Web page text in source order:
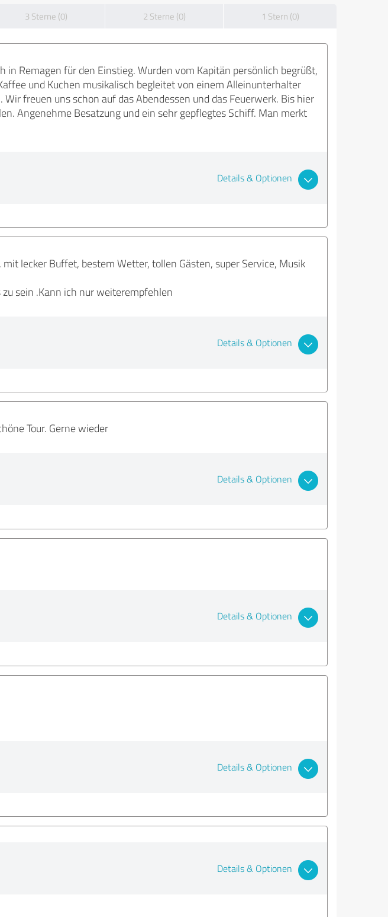
3 Sterne (0) 2 Sterne (0) 1 Stern (0)
Remagen für den Einstieg. Wurden vom Kapitän persönlich begrüßt,
und Kuchen musikalisch begleitet von einem Alleinunterhalter
freuen uns schon auf das Abendessen und das Feuerwerk. Bis hier
Angenehme Besatzung und ein sehr gepflegtes Schiff. Man merkt
Details & Optionen
lecker Buffet, bestem Wetter, tollen Gästen, super Service, Musik
sein .Kann ich nur weiterempfehlen
Details & Optionen
Tour. Gerne wieder
Details & Optionen
Details & Optionen
Details & Optionen
Details & Optionen